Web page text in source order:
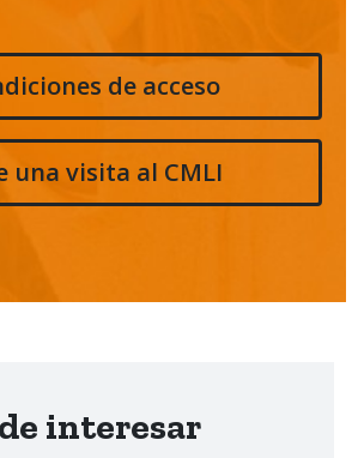
de acceso
una visita al CMLI
interesar